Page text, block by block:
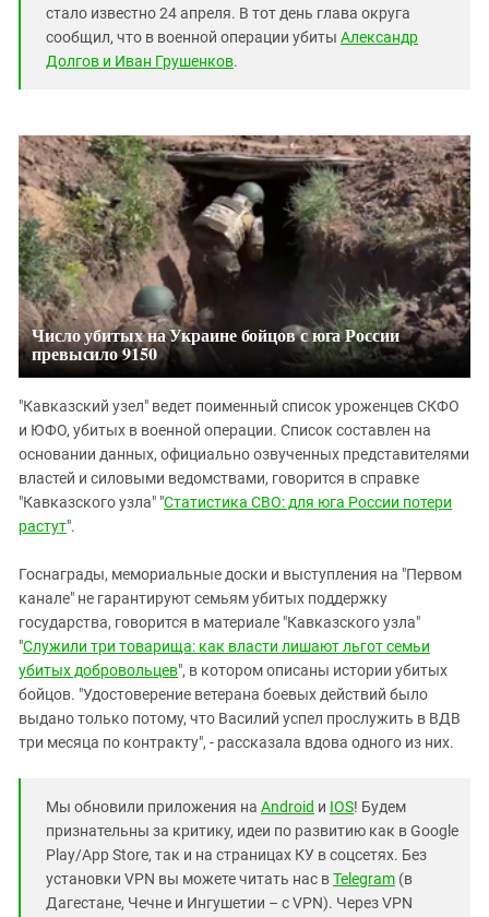
стало известно 24 апреля. В тот день глава округа
сообщил, что в военной операции убиты Александр
Долгов и Иван Грушенков.
Число убитых на Украине бойцов с юга России
превысило 9150
"Кавказский узел" ведет поименный список уроженцев СКФО
и ЮФО, убитых в военной операции. Список составлен на
основании данных, официально озвученных представителями
властей и силовыми ведомствами, говорится в справке
"Кавказского узла" "Статистика СВО: для юга России потери
растут".
Госнаграды, мемориальные доски и выступления на "Первом
канале" не гарантируют семьям убитых поддержку
государства, говорится в материале "Кавказского узла"
"Служили три товарища: как власти лишают льгот семьи
убитых добровольцев", в котором описаны истории убитых
бойцов. "Удостоверение ветерана боевых действий было
выдано только потому, что Василий успел прослужить в ВДВ
три месяца по контракту", - рассказала вдова одного из них.
Мы обновили приложения на Android и IOS! Будем
признательны за критику, идеи по развитию как в Google
Play/App Store, так и на страницах КУ в соцсетях. Без
установки VPN вы можете читать нас вTelegram (в
Дагестане, Чечне и Ингушетии – с VPN). Через VPN